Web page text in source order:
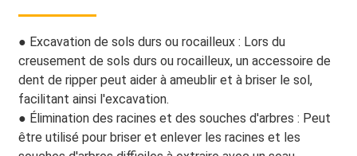
● Excavation de sols durs ou rocailleux : Lors du
creusement de sols durs ou rocailleux, un accessoire de
dent de ripper peut aider à ameublir et à briser le sol,
facilitant ainsi l'excavation.
● Élimination des racines et des souches d'arbres : Peut
être utilisé pour briser et enlever les racines et les